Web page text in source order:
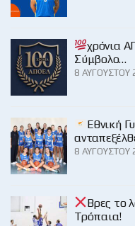
χρόνια
Σύμβολο…
8 ΑΥΓΟΎΣΤΟΥ
Εθνική
8 ΑΥΓΟΎΣΤΟΥ
Βρες το
Τρόπαια!